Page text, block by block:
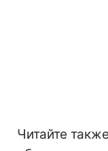
Читайте